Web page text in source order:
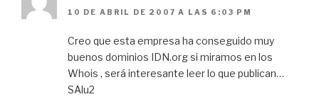
10 DE ABRIL DE 2007 A LAS 6:03 PM
Creo que esta empresa ha conseguido muy
buenos dominios IDN.org si miramos en los
Whois , será interesante leer lo que publican…
SAlu2